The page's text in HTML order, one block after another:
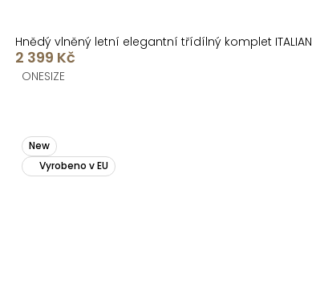
Hnědý vlněný letní elegantní třídílný komplet ITALIAN
2 399 Kč
ONESIZE
New
Vyrobeno v EU